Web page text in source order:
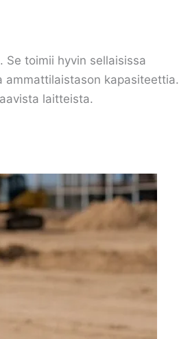
toimii hyvin sellaisissa
ammattilaistason kapasiteettia.
laitteista.